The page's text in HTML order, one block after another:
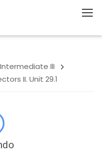
Intermediate IlI
II. Unit 29.1